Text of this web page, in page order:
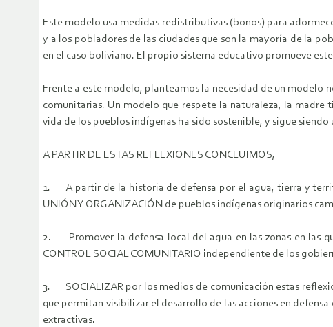
Este modelo usa medidas redistributivas (bonos) para
y a los pobladores de las ciudades que son la mayoría de la
en el caso boliviano. El propio sistema educativo promueve
Frente a este modelo, planteamos la necesidad de un
comunitarias. Un modelo que respete la naturaleza, la madre
vida de los pueblos indígenas ha sido sostenible, y sigue
A PARTIR DE ESTAS REFLEXIONES CONCLUIMOS,
1. A partir de la historia de defensa por el agua, tierra y
UNIÓN Y ORGANIZACIÓN de pueblos indígenas originarios
2. Promover la defensa local del agua en las zonas en las
CONTROL SOCIAL COMUNITARIO independiente de los
3. SOCIALIZAR por los medios de comunicación estas
que permitan visibilizar el desarrollo de las acciones en
extractivas.